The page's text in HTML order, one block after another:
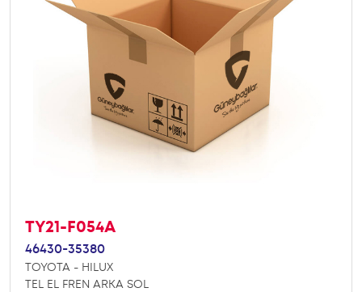
TY21-F054A
46430-35380
TOYOTA - HILUX
TEL EL FREN ARKA SOL